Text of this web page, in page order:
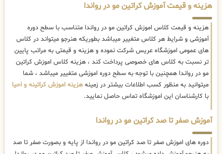
هزینه و قیمت آموزش کراتین مو در رواندا
هزینه و قیمت کلاس اموزش کراتین مو در رواندا متناسب با سطح دوره
آموزشی و شرایط هر کلاس متغییر میباشد بطوریکه هنرجو میتواند در کلاس
های عمومی اموزشگاه عریس شرکت نموده و هزینه و قیمتی به مراتب پایین
تر نسبت به کلاس های خصوصی پرداخت کند ، هزینه کلاس اموزش کراتین
مو در رواندا همچنین با توجه به سطح دوره اموزشی متغییر میباشد ، شما
میتوانید به منظور کسب اطلاعات بیشتر در زمینه هزینه اموزش کراتینه و احیا
با کارشناسان این اموزشگاه تماس حاصل نمایید.
آموزش صفر تا صد کراتین مو در رواندا
دوره های اموزش صفر تا صد کراتین مو در رواندا از پایه و بصورت صفر تا صد